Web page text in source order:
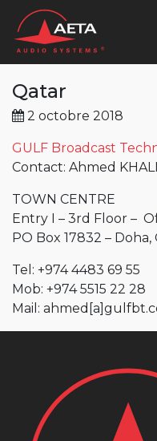
Qatar
2 octobre 2018
GULF Broadcast
Contact: Ahmed
TOWN CENTRE
Entry I – 3rd Floor –
PO Box 17832 – Doha,
Tel: +974 4483 69 55
Mob: +974 5515 22 28
Mail: ahmed [a]